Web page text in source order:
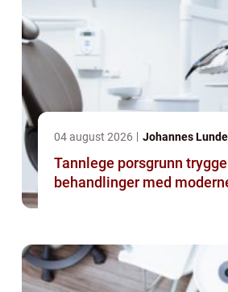
04 august 2026 Johannes Lunde
Tannlege porsgrunn trygge
behandlinger med